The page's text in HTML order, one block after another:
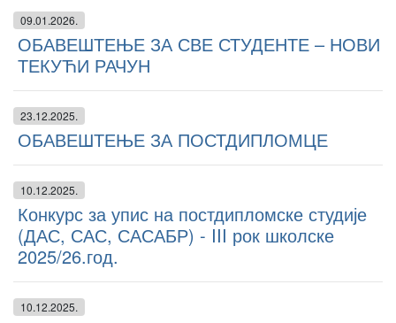
09.01.2026.
ОБАВЕШТЕЊЕ ЗА СВЕ СТУДЕНТЕ – НОВИ
ТЕКУЋИ РАЧУН
23.12.2025.
ОБАВЕШТЕЊЕ ЗА ПОСТДИПЛОМЦЕ
10.12.2025.
Конкурс за упис на постдипломске студије
(ДАС, САС, САСАБР) - III рок школске
2025/26.год.
10.12.2025.